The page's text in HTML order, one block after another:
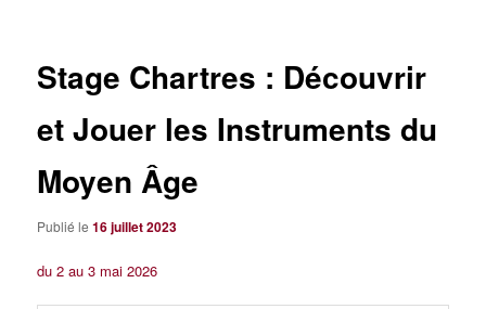
Stage Chartres : Découvrir
et Jouer les Instruments du
Moyen Âge
Publié le16 juillet 2023
du 2 au 3 mai 2026